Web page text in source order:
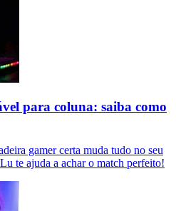
para coluna: saiba como
gamer certa muda tudo no seu
te ajuda a achar o match perfeito!